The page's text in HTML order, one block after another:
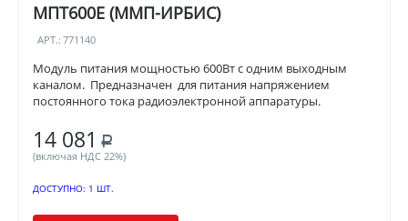
МПТ600Е (ММП-ИРБИС)
АРТ.: 771140
Модуль питания мощностью 600Вт с одним выходным
каналом. Предназначен для питания напряжением
постоянного тока радиоэлектронной аппаратуры.
14 081 Р
(включая НДС 22%)
ДОСТУПНО: 1 ШТ.